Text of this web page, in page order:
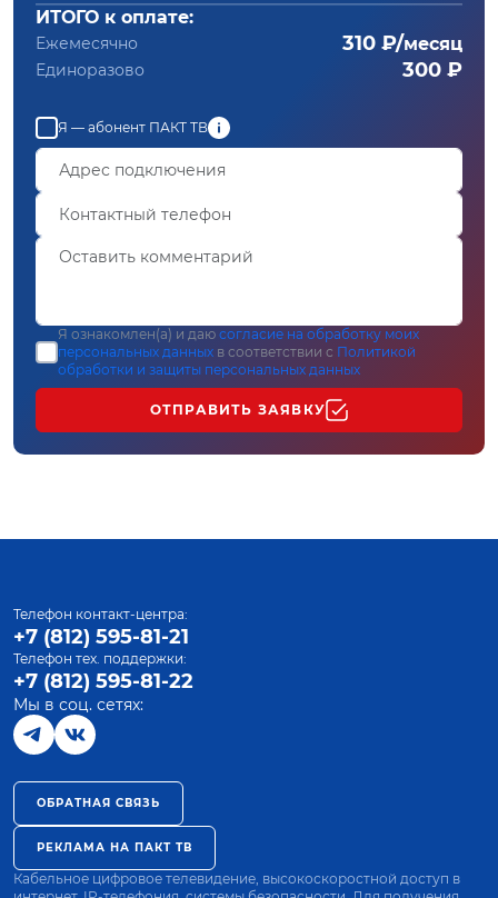
ИТОГО к оплате:
Ежемесячно 310 ₽/месяц
Единоразово 300 ₽
Я — абонент ПАКТ ТВ
Я ознакомлен(а) и даю согласие на обработку моих
персональных данных в соответствии с Политикой
обработки и защиты персональных данных
ОТПРАВИТЬ ЗАЯВКУ
Телефон контакт-центра:
+7 (812) 595-81-21
Телефон тех. поддержки:
+7 (812) 595-81-22
Мы в соц. сетях:
ОБРАТНАЯ СВЯЗЬ
РЕКЛАМА НА ПАКТ ТВ
Кабельное цифровое телевидение, высокоскоростной доступ в